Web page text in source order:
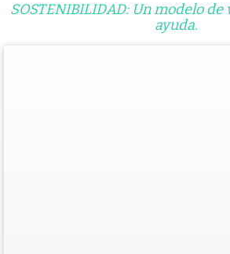
SOSTENIBILIDAD: Un modelo de
ayuda.